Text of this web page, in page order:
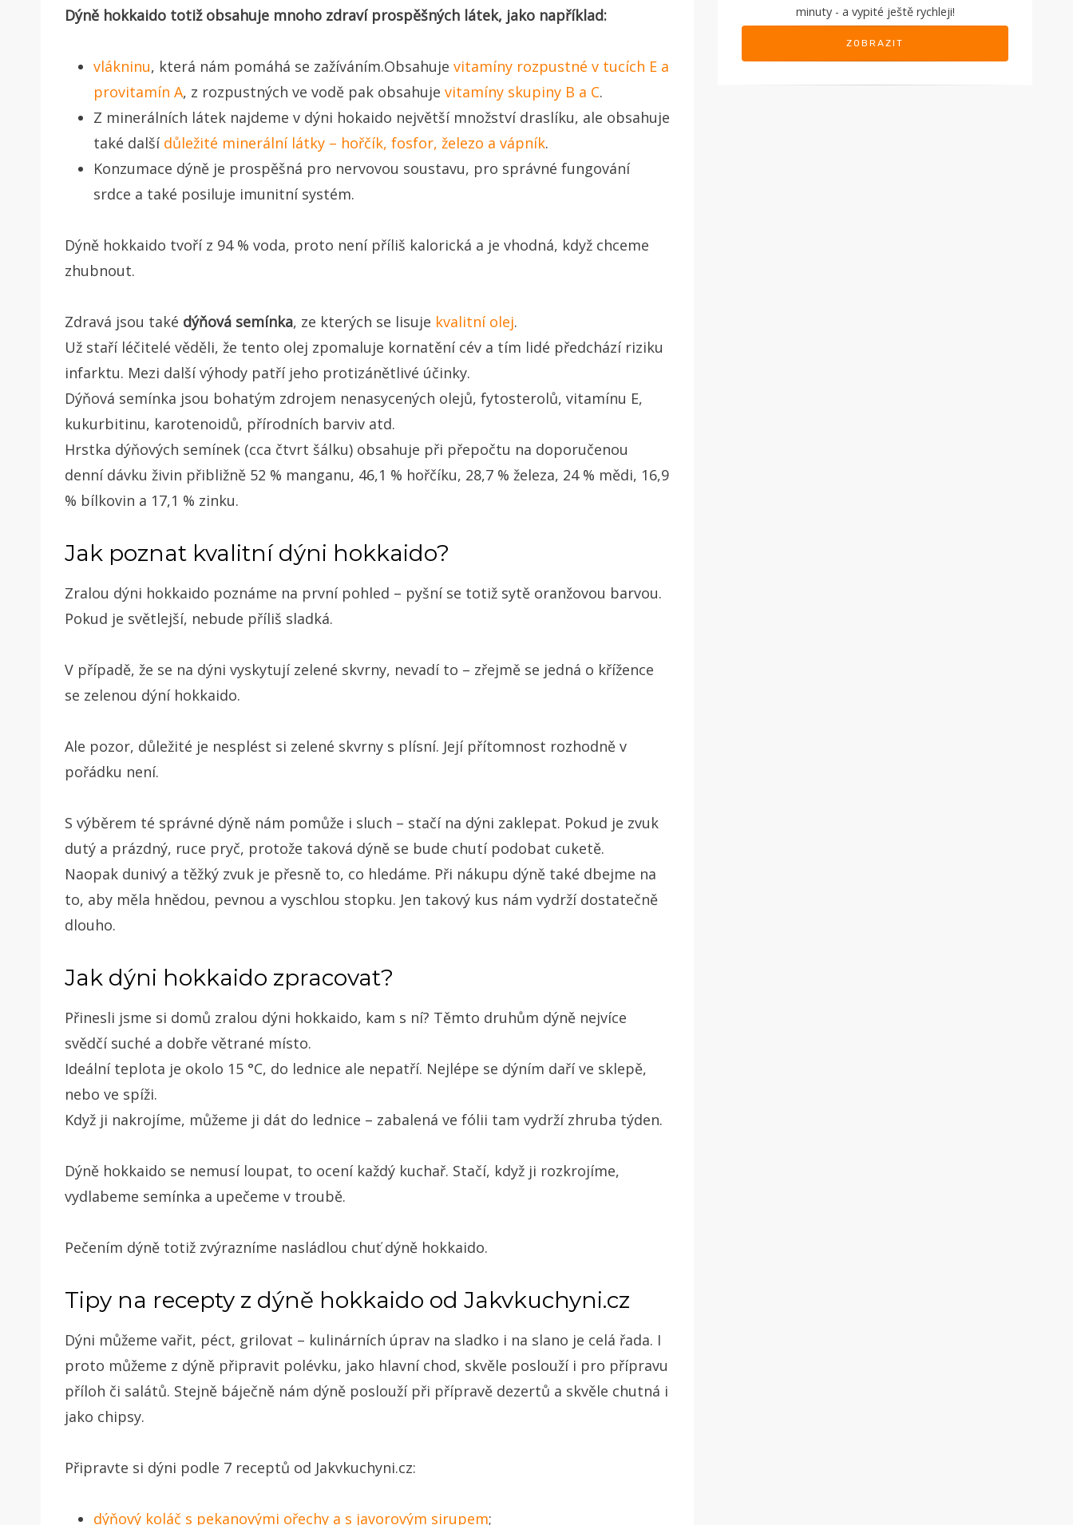
Dýně hokkaido totiž obsahuje mnoho zdraví prospěšných látek, jako například:
vlákninu, která nám pomáhá se zažíváním.Obsahuje vitamíny rozpustné v tucích E a
provitamín A, z rozpustných ve vodě pak obsahuje vitamíny skupiny B a C.
Z minerálních látek najdeme v dýni hokaido největší množství draslíku, ale obsahuje
také další důležité minerální látky – hořčík, fosfor, železo a vápník.
Konzumace dýně je prospěšná pro nervovou soustavu, pro správné fungování
srdce a také posiluje imunitní systém.
Dýně hokkaido tvoří z 94 % voda, proto není příliš kalorická a je vhodná, když chceme
zhubnout.
Zdravá jsou také dýňová semínka, ze kterých se lisuje kvalitní olej.
Už staří léčitelé věděli, že tento olej zpomaluje kornatění cév a tím lidé předchází riziku
infarktu. Mezi další výhody patří jeho protizánětlivé účinky.
Dýňová semínka jsou bohatým zdrojem nenasycených olejů, fytosterolů, vitamínu E,
kukurbitinu, karotenoidů, přírodních barviv atd.
Hrstka dýňových semínek (cca čtvrt šálku) obsahuje při přepočtu na doporučenou
denní dávku živin přibližně 52 % manganu, 46,1 % hořčíku, 28,7 % železa, 24 % mědi, 16,9
% bílkovin a 17,1 % zinku.
Jak poznat kvalitní dýni hokkaido?
Zralou dýni hokkaido poznáme na první pohled – pyšní se totiž sytě oranžovou barvou.
Pokud je světlejší, nebude příliš sladká.
V případě, že se na dýni vyskytují zelené skvrny, nevadí to – zřejmě se jedná o křížence
se zelenou dýní hokkaido.
Ale pozor, důležité je nesplést si zelené skvrny s plísní. Její přítomnost rozhodně v
pořádku není.
S výběrem té správné dýně nám pomůže i sluch – stačí na dýni zaklepat. Pokud je zvuk
dutý a prázdný, ruce pryč, protože taková dýně se bude chutí podobat cuketě.
Naopak dunivý a těžký zvuk je přesně to, co hledáme. Při nákupu dýně také dbejme na
to, aby měla hnědou, pevnou a vyschlou stopku. Jen takový kus nám vydrží dostatečně
dlouho.
Jak dýni hokkaido zpracovat?
Přinesli jsme si domů zralou dýni hokkaido, kam s ní? Těmto druhům dýně nejvíce
svědčí suché a dobře větrané místo.
Ideální teplota je okolo 15 °C, do lednice ale nepatří. Nejlépe se dýním daří ve sklepě,
nebo ve spíži.
Když ji nakrojíme, můžeme ji dát do lednice – zabalená ve fólii tam vydrží zhruba týden.
Dýně hokkaido se nemusí loupat, to ocení každý kuchař. Stačí, když ji rozkrojíme,
vydlabeme semínka a upečeme v troubě.
Pečením dýně totiž zvýrazníme nasládlou chuť dýně hokkaido.
Tipy na recepty z dýně hokkaido od Jakvkuchyni.cz
Dýni můžeme vařit, péct, grilovat – kulinárních úprav na sladko i na slano je celá řada. I
proto můžeme z dýně připravit polévku, jako hlavní chod, skvěle poslouží i pro přípravu
příloh či salátů. Stejně báječně nám dýně poslouží při přípravě dezertů a skvěle chutná i
jako chipsy.
Připravte si dýni podle 7 receptů od Jakvkuchyni.cz:
dýňový koláč s pekanovými ořechy a s javorovým sirupem;
minuty - a vypité ještě rychleji!
ZOBRAZIT